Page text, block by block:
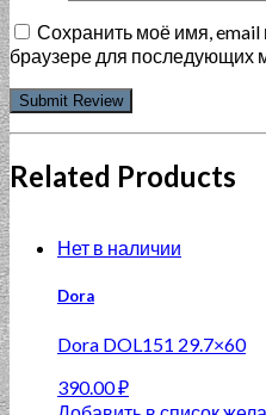
Сохранить моё имя, email
браузере для последующих
Related Products
Нет в наличии
Dora
Dora DOL151 29.7×60
390.00₽